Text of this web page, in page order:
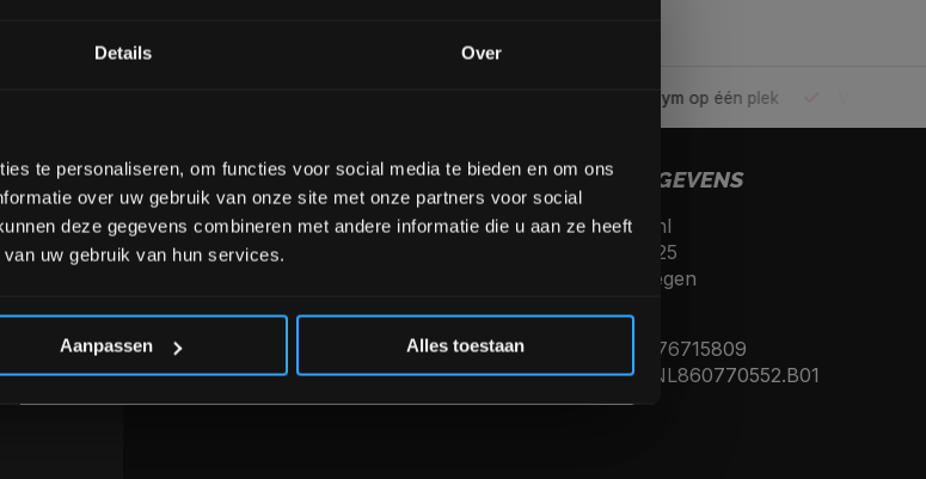
Details Over
te personaliseren, om functies voor social media te bieden en om ons
over uw gebruik van onze site met onze partners voor social
deze gegevens combineren met andere informatie die u aan ze heeft
uw gebruik van hun services.
Aanpassen Alles toestaan
Alles voor jouw gym op één plek
INFORMATIE
Over ons
Blog
Categorieën
CONTACTGEGEVENS
Fitnesskoerier.nl
Kerkenbos 10125
6546 BJ, Nijmegen
KVK nummer: 76715809
Btw nummer: NL860770552.B01
Bam! 5% korting op je volgende bestelling
Inschrijven